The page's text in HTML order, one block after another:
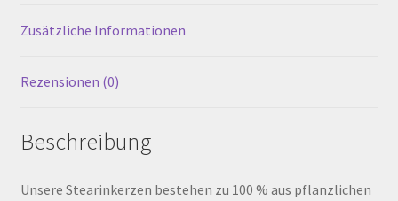
Zahlungsarten
Zusätzliche Informationen
Rezensionen (0)
Beschreibung
Unsere Stearinkerzen bestehen zu 100 % aus pflanzlichen